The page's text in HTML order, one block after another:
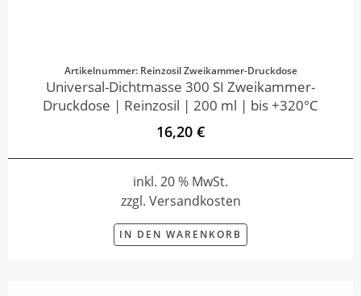
Artikelnummer: Reinzosil Zweikammer-Druckdose
Universal-Dichtmasse 300 SI Zweikammer-
Druckdose | Reinzosil | 200 ml | bis +320°C
16,20 €
inkl. 20 % MwSt.
zzgl. Versandkosten
IN DEN WARENKORB